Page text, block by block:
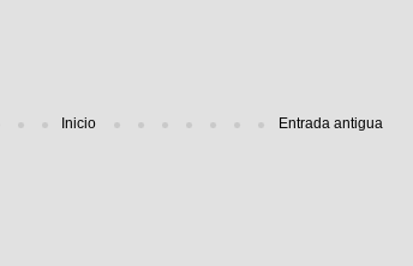
Entrada antigua
Inicio